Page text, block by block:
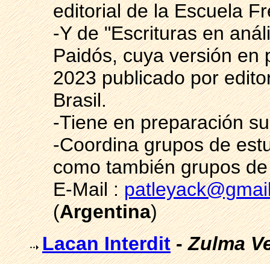
editorial de la Escuela
-Y de "Escrituras en
Paidós, cuya versión en
2023 publicado por
Brasil.
-Tiene en preparación
-Coordina grupos de
como también grupos
E-Mail :
(Argentina)
Lacan Interdit-Zulma